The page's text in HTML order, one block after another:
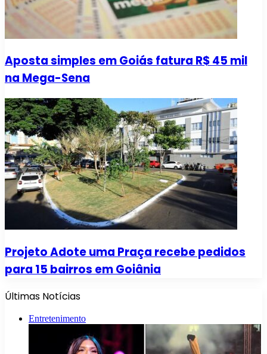
Aposta simples em Goiás fatura R$ 45 mil
na Mega-Sena
Projeto Adote uma Praça recebe pedidos
para 15 bairros em Goiânia
Últimas Notícias
Entretenimento